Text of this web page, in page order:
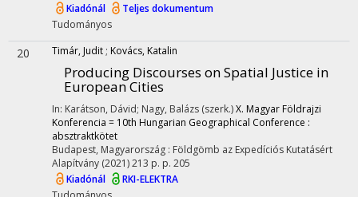
Kiadónál
Teljes dokumentum
Tudományos
20 Timár, Judit ; Kovács, Katalin
Producing Discourses on Spatial Justice in
European Cities
In: Karátson, Dávid; Nagy, Balázs (szerk.)X. Magyar Földrajzi
Konferencia = 10th Hungarian Geographical Conference :
absztraktkötet
Budapest, Magyarország : Földgömb az Expedíciós Kutatásért
Alapítvány (2021)213 p. p. 205
Kiadónál
RKI-ELEKTRA